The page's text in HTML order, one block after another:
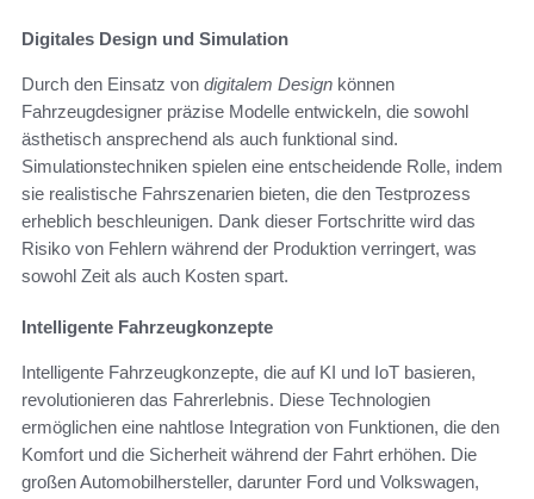
Digitales Design und Simulation
Durch den Einsatz von digitalem Design können
Fahrzeugdesigner präzise Modelle entwickeln, die sowohl
ästhetisch ansprechend als auch funktional sind.
Simulationstechniken spielen eine entscheidende Rolle, indem
sie realistische Fahrszenarien bieten, die den Testprozess
erheblich beschleunigen. Dank dieser Fortschritte wird das
Risiko von Fehlern während der Produktion verringert, was
sowohl Zeit als auch Kosten spart.
Intelligente Fahrzeugkonzepte
Intelligente Fahrzeugkonzepte, die auf KI und IoT basieren,
revolutionieren das Fahrerlebnis. Diese Technologien
ermöglichen eine nahtlose Integration von Funktionen, die den
Komfort und die Sicherheit während der Fahrt erhöhen. Die
großen Automobilhersteller, darunter Ford und Volkswagen,